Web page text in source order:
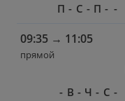
П - С - П - -
09:35 → 11:05
прямой
- В - Ч - С -